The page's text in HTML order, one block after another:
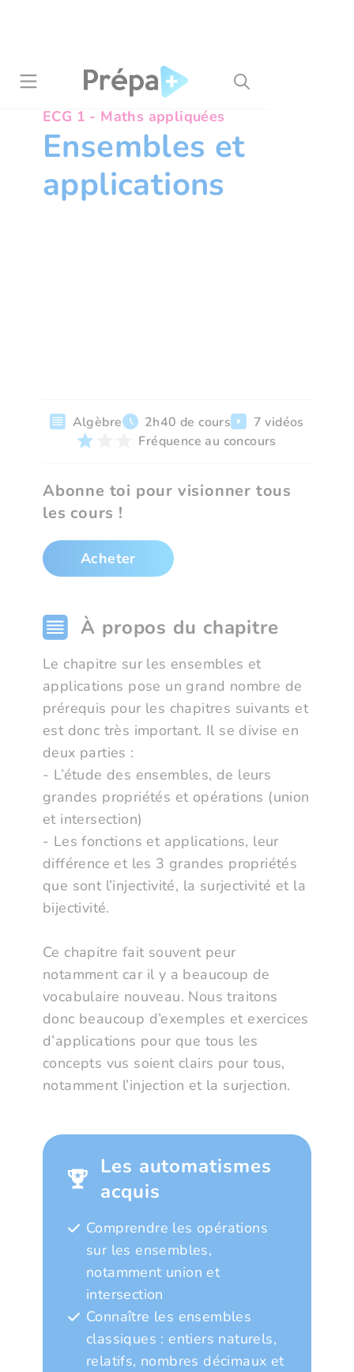
ECG 1 - Maths appliquées
Ensembles et
applications
Algèbre 2h40 de cours
7 vidéos
Fréquence au concours
Abonne toi pour visionner tous
les cours !
Acheter
À propos du chapitre
Le chapitre sur les ensembles et
applications pose un grand nombre de
prérequis pour les chapitres suivants et
est donc très important. Il se divise en
deux parties :
- L’étude des ensembles, de leurs
grandes propriétés et opérations (union
et intersection)
- Les fonctions et applications, leur
différence et les 3 grandes propriétés
que sont l’injectivité, la surjectivité et la
bijectivité.
Ce chapitre fait souvent peur
notamment car il y a beaucoup de
vocabulaire nouveau. Nous traitons
donc beaucoup d’exemples et exercices
d’applications pour que tous les
concepts vus soient clairs pour tous,
notamment l’injection et la surjection.
Les automatismes
acquis
Comprendre les opérations
sur les ensembles,
notamment union et
intersection
Connaître les ensembles
classiques : entiers naturels,
relatifs, nombres décimaux et